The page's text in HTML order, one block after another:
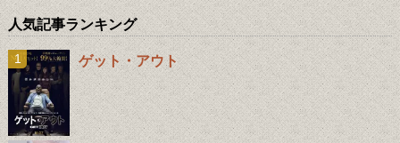
人気記事ランキング
ゲット・アウト